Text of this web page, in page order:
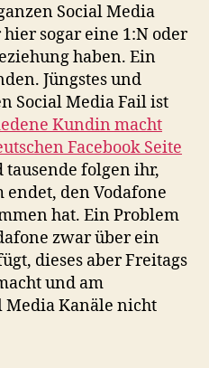
Social Media
sogar eine 1:N oder
haben. Ein
Jüngstes und
Social Media Fail ist
Kundin macht
Facebook Seite
tausende folgen ihr,
den Vodafone
hat. Ein Problem
zwar über ein
dieses aber Freitags
und am
Media Kanäle nicht